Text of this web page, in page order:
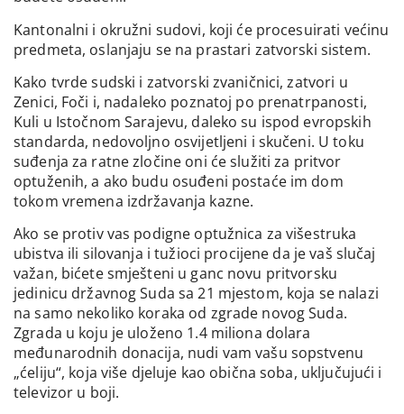
Kantonalni i okružni sudovi, koji će procesuirati većinu
predmeta, oslanjaju se na prastari zatvorski sistem.
Kako tvrde sudski i zatvorski zvaničnici, zatvori u
Zenici, Foči i, nadaleko poznatoj po prenatrpanosti,
Kuli u Istočnom Sarajevu, daleko su ispod evropskih
standarda, nedovoljno osvijetljeni i skučeni. U toku
suđenja za ratne zločine oni će služiti za pritvor
optuženih, a ako budu osuđeni postaće im dom
tokom vremena izdržavanja kazne.
Ako se protiv vas podigne optužnica za višestruka
ubistva ili silovanja i tužioci procijene da je vaš slučaj
važan, bićete smješteni u ganc novu pritvorsku
jedinicu državnog Suda sa 21 mjestom, koja se nalazi
na samo nekoliko koraka od zgrade novog Suda.
Zgrada u koju je uloženo 1.4 miliona dolara
međunarodnih donacija, nudi vam vašu sopstvenu
„ćeliju“, koja više djeluje kao obična soba, uključujući i
televizor u boji.